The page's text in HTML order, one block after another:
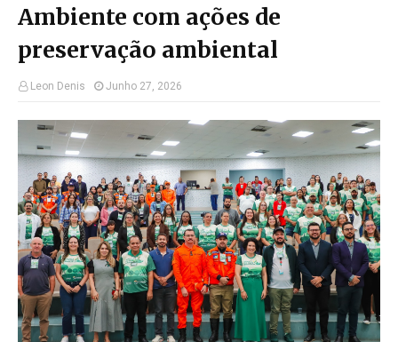
Ambiente com ações de
preservação ambiental
Leon Denis Junho 27, 2026